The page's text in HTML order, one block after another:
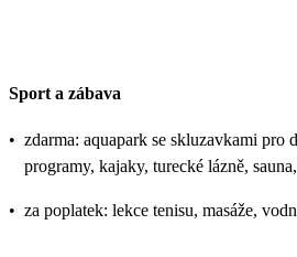
Sport a zábava
• zdarma: aquapark se skluzavkami
programy, kajaky, turecké lázně,
• za poplatek: lekce tenisu, masáže,